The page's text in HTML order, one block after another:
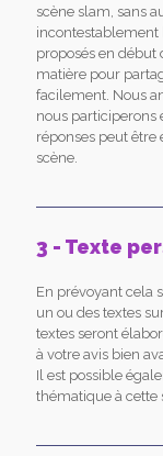
scène slam, sans
incontestablement
proposés en début
matière pour
facilement. Nous
nous participerons
réponses peut être
scène.
3 - Texte
En prévoyant cela
un ou des textes
textes seront
à votre avis bien
Il est possible
thématique à cette